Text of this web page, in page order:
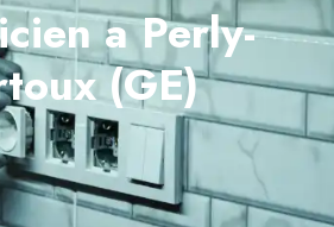
a Perly-
(GE)